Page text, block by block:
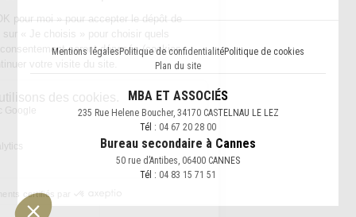
Mentions légalesPolitique de confidentialitéPolitique de cookies
Plan du site
MBA ET ASSOCIÉS
235 Rue Helene Boucher, 34170 CASTELNAU LE LEZ
Tél : 04 67 20 28 00
Bureau secondaire à Cannes
50 rue d’Antibes, 06400 CANNES
Tél : 04 83 15 71 51